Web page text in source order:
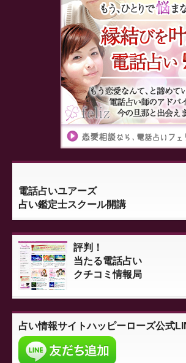
電話占いユアーズ
占い鑑定士スクール開講
評判！
当たる電話占い
クチコミ情報局
占い情報サイトハッピーローズ公式